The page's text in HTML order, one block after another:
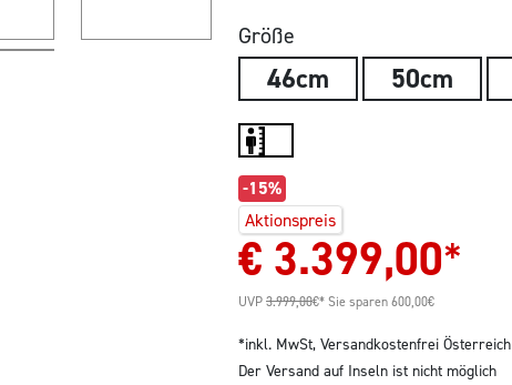
Größe
46cm 50cm
-15%
Aktionspreis
€ 3.399,00*
UVP 3.999,00€* Sie sparen 600,00€
*inkl. MwSt, Versandkostenfrei Österreich
Der Versand auf Inseln ist nicht möglich